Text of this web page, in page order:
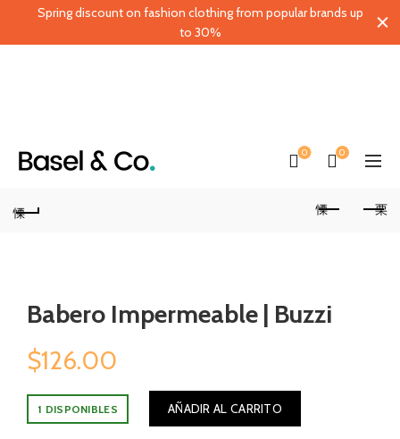
0 0
Babero Impermeable | Buzzi
$126.00
1 DISPONIBLES AÑADIR AL CARRITO
Spring discount on fashion clothing from popular brands up
to 30%